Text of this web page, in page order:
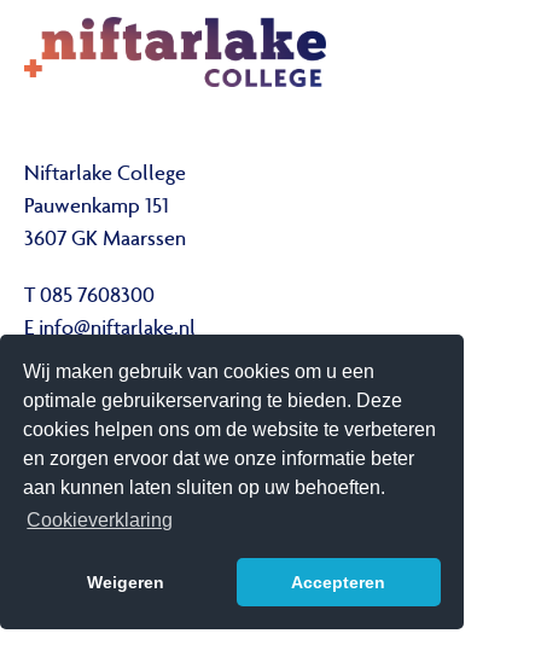
Wij maken gebruik van cookies om u een
optimale gebruikerservaring te bieden. Deze
cookies helpen ons om de website te verbeteren
en zorgen ervoor dat we onze informatie beter
aan kunnen laten sluiten op uw behoeften.
Cookieverklaring
Weigeren Accepteren
Niftarlake College
Pauwenkamp 151
3607 GK Maarssen
T 085 7608300
Einfo@niftarlake.nl
Volg ons ook op:
Twitter
Youtube
Het Niftarlake College heeft het predicaat Technasium